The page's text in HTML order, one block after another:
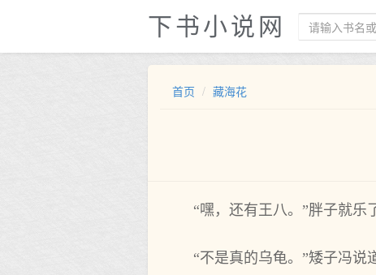
下书小说网
首页 藏海花
“嘿，还有王八。”胖子就乐
“不是真的乌龟。”矮子冯说